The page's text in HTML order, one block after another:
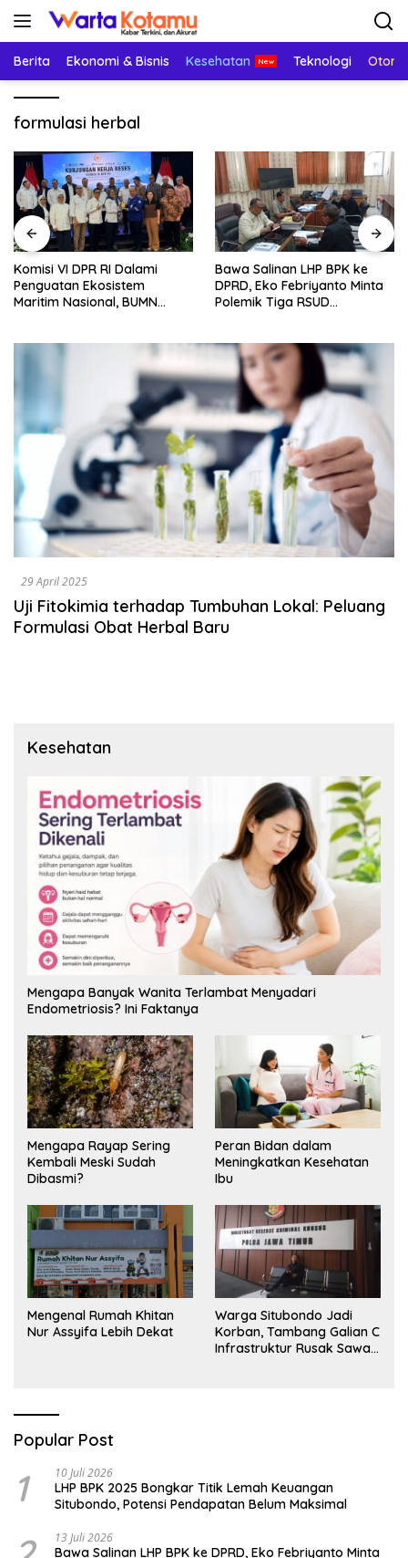
Langsung
Berita Ekonomi & Bisnis Kesehatan Teknologi
formulasi herbal
Komisi VI DPR RI Dalami
Penguatan Ekosistem
Maritim Nasional, BUMN
Bawa Salinan LHP BPK ke
DPRD, Eko Febriyanto Minta
Polemik Tiga RSUD
29 April 2025
Uji Fitokimia terhadap Tumbuhan Lokal: Peluang
Formulasi Obat Herbal Baru
Kesehatan
Mengapa Banyak Wanita Terlambat Menyadari
Endometriosis? Ini Faktanya
Mengapa Rayap Sering
Kembali Meski Sudah
Dibasmi?
Peran Bidan dalam
Meningkatkan Kesehatan
Ibu
Mengenal Rumah Khitan
Nur Assyifa Lebih Dekat
Warga Situbondo Jadi
Korban, Tambang Galian C
Infrastruktur Rusak Sawah
Popular Post
1 10 Juli 2026
LHP BPK 2025 Bongkar Titik Lemah Keuangan
Situbondo, Potensi Pendapatan Belum Maksimal
13 Juli 2026
Bawa Salinan LHP BPK ke DPRD, Eko Febriyanto Minta